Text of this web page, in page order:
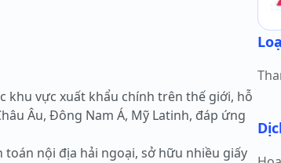
khu vực xuất khẩu chính trên thế giới, hỗ
Âu, Đông Nam Á, Mỹ Latinh, đáp ứng
nội địa hải ngoại, sở hữu nhiều giấy